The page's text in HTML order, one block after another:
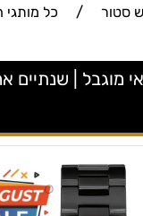
/ כל מותגי
מוגבל | שנתיים